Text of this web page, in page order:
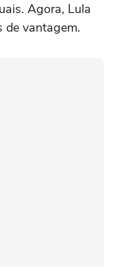
Agora, Lula
de vantagem.